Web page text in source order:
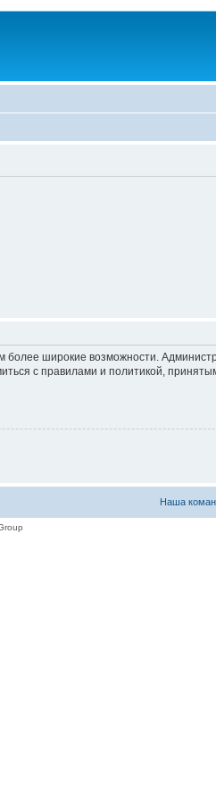
более широкие возможности.
с правилами и политикой,
Наша